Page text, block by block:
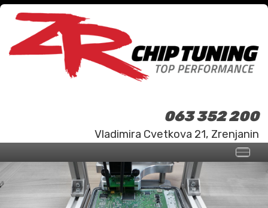
063 352 200
Vladimira Cvetkova 21, Zrenjanin